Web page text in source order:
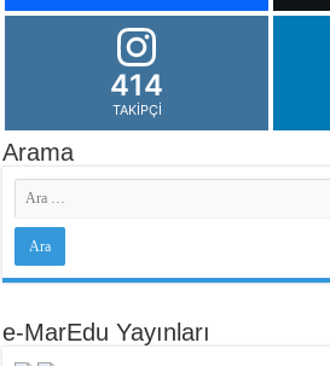
414
TAKIPÇI
Arama
e-MarEdu Yayınları